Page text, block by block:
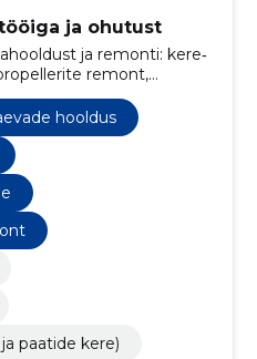
ja ohutust
ja remonti: kere‑
remont,
Vähendame seisakuid
töökindlust.
hooldus
paatide kere)